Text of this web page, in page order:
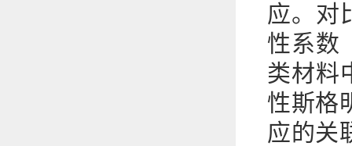
应。对
性系数
类材料
性斯格
应的关